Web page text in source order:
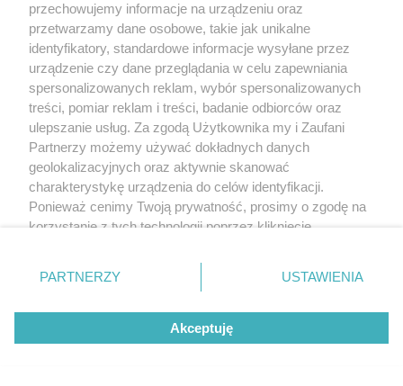
przechowujemy informacje na urządzeniu oraz
przetwarzamy dane osobowe, takie jak unikalne
identyfikatory, standardowe informacje wysyłane przez
urządzenie czy dane przeglądania w celu zapewniania
spersonalizowanych reklam, wybór spersonalizowanych
treści, pomiar reklam i treści, badanie odbiorców oraz
ulepszanie usług. Za zgodą Użytkownika my i Zaufani
Partnerzy możemy używać dokładnych danych
geolokalizacyjnych oraz aktywnie skanować
charakterystykę urządzenia do celów identyfikacji.
Ponieważ cenimy Twoją prywatność, prosimy o zgodę na
korzystanie z tych technologii poprzez kliknięcie
zmienić/wycofać klikając przycisk ustawień prywatności
znajdujący się w lewym dolnym rogu strony
rodzaje przetwarzania danych nie wymagają zgody
użytkownika, ale masz prawo sprzeciwić się takiemu
przetwarzaniu. Preferencje będą miały zastosowanie tylko
PARTNERZY USTAWIENIA
Akceptuję